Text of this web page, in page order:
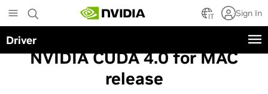
to
main
content
IT Sign In
Driver
NVIDIA CUDA 4.0 for MAC
release